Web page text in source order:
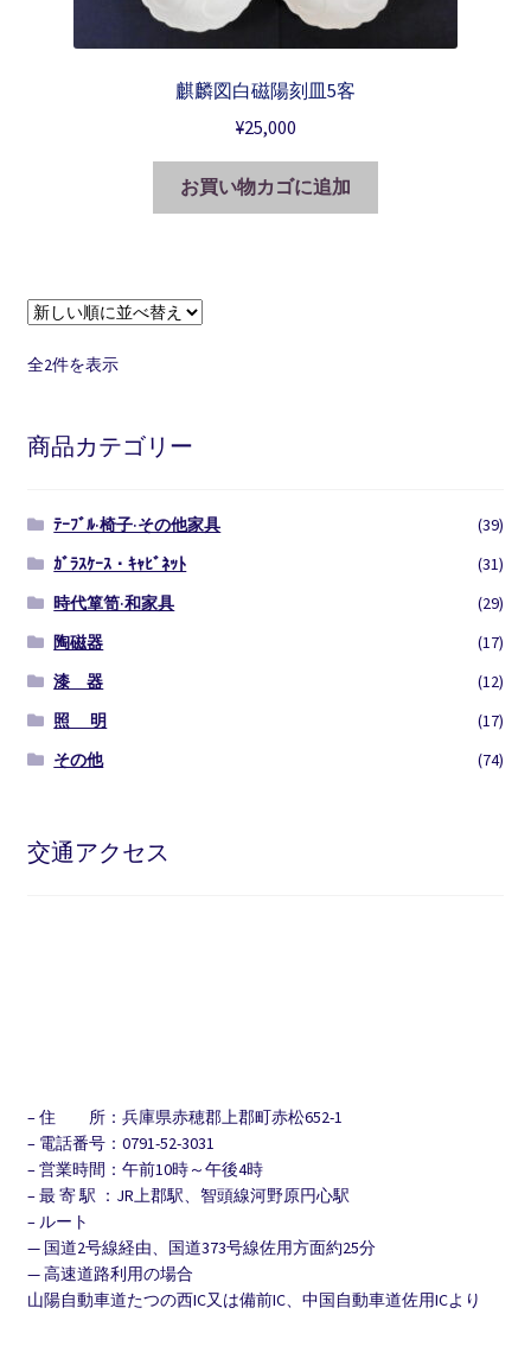
麒麟図白磁陽刻皿5客
¥25,000
お買い物カゴに追加
全2件を表示新
順
商品カテゴリー
ﾃｰﾌﾞﾙ·椅子·その他家具
(39)
ｶﾞﾗｽｹｰｽ・ｷｬﾋﾞﾈｯﾄ
(31)
時代箪笥·和家具
(29)
陶磁器
(17)
漆 器
(12)
照 明
(17)
その他
(74)
交通アクセス
– 住 所：兵庫県赤穂郡上郡町赤松652-1
– 電話番号：0791-52-3031
– 営業時間：午前10時～午後4時
– 最 寄 駅 ：JR上郡駅、智頭線河野原円心駅
– ルート
— 国道2号線経由、国道373号線佐用方面約25分
— 高速道路利用の場合
山陽自動車道たつの西IC又は備前IC、中国自動車道佐用ICより